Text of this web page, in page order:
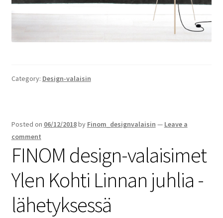
Category: Design-valaisin
Posted on 06/12/2018by Finom_designvalaisin — Leave a
comment
FINOM design-valaisimet
Ylen Kohti Linnan juhlia -
lähetyksessä